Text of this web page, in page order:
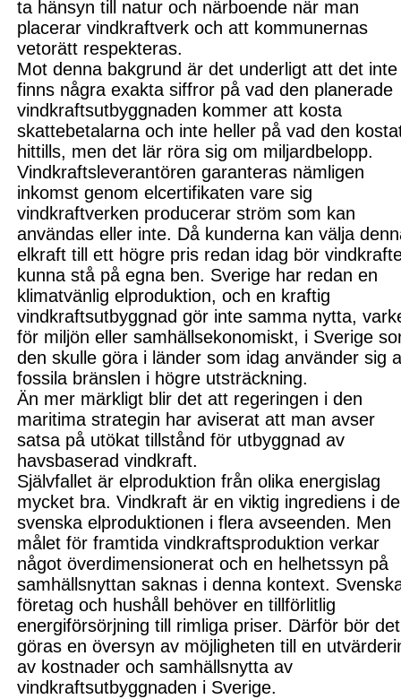
ta hänsyn till natur och närboende när man
placerar vindkraftverk och att kommunernas
vetorätt respekteras.
Mot denna bakgrund är det underligt att det inte
finns några exakta siffror på vad den planerade
vindkraftsutbyggnaden kommer att kosta
skattebetalarna och inte heller på vad den
hittills, men det lär röra sig om miljardbelopp.
Vindkraftsleverantören garanteras nämligen
inkomst genom elcertifikaten vare sig
vindkraftverken producerar ström som kan
användas eller inte. Då kunderna kan välja
elkraft till ett högre pris redan idag bör
kunna stå på egna ben. Sverige har redan en
klimatvänlig elproduktion, och en kraftig
vindkraftsutbyggnad gör inte samma nytta,
för miljön eller samhällsekonomiskt, i Sverige
den skulle göra i länder som idag använder sig
fossila bränslen i högre utsträckning.
Än mer märkligt blir det att regeringen i den
maritima strategin har aviserat att man avser
satsa på utökat tillstånd för utbyggnad av
havsbaserad vindkraft.
Självfallet är elproduktion från olika energislag
mycket bra. Vindkraft är en viktig ingrediens i
svenska elproduktionen i flera avseenden. Men
målet för framtida vindkraftsproduktion verkar
något överdimensionerat och en helhetssyn på
samhällsnyttan saknas i denna kontext.
företag och hushåll behöver en tillförlitlig
energiförsörjning till rimliga priser. Därför bör det
göras en översyn av möjligheten till en
av kostnader och samhällsnytta av
vindkraftsutbyggnaden i Sverige.